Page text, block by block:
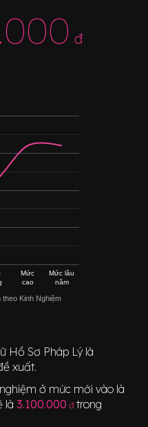
đ
Kinh Nghiệm
Mức
cao
Mức lâu
năm
Hồ Sơ Pháp Lý là
xuất.
ở mức mới vào là
là3.100.000 đ trong